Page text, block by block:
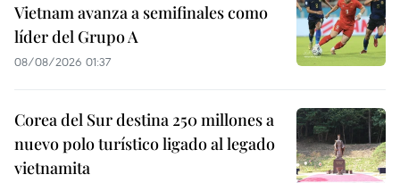
Vietnam avanza a semifinales como
líder del Grupo A
08/08/2026 01:37
Corea del Sur destina 250 millones a
nuevo polo turístico ligado al legado
vietnamita